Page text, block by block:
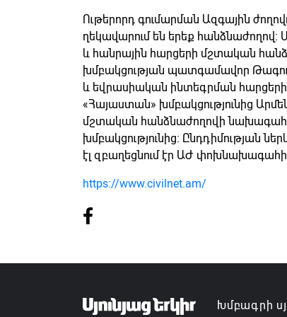
Ութերորդ գումարման Ազգային
ղեկավարում են երեք
և հանրային հարցերի մշտական
խմբակցության պատգամավոր
և եվրասիական ինտեգրման
«Հայաստան» խմբակցությունից
մշտական հանձնաժողովի
խմբակցությունից։ Ընդդիմության
էլ զբաղեցնում էր ԱԺ
https://www.civilnet.am/
Խմբագրի